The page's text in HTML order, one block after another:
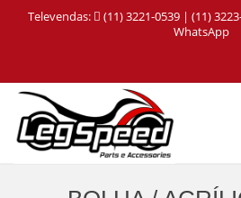
Televendas: (11) 3221-0539 | (11)
WhatsApp